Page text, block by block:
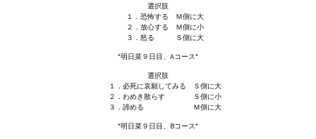
Kingdoms of Amalur: Reckoning
Mass Effect Andromeda
選択肢
１．恐怖する Ｍ側に大
２．放心する Ｍ側に小
３．怒る Ｓ側に大
*明日菜９日目、Aコース*
選択肢
１．必死に哀願してみる Ｓ側に大
２．わめき散らす Ｓ側に小
３．諦める Ｍ側に大
*明日菜９日目、Bコース*